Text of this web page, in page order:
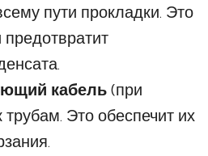
пути прокладки. Это
кабель (при
Это обеспечит их